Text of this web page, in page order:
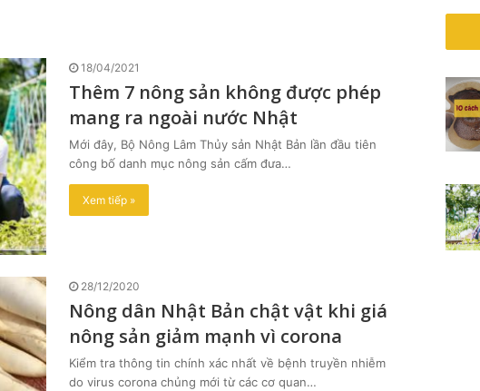
18/04/2021
Thêm 7 nông sản không được phép
mang ra ngoài nước Nhật
Mới đây, Bộ Nông Lâm Thủy sản Nhật Bản lần đầu tiên
công bố danh mục nông sản cấm đưa…
Xem tiếp »
28/12/2020
Nông dân Nhật Bản chật vật khi giá
nông sản giảm mạnh vì corona
Kiểm tra thông tin chính xác nhất về bệnh truyền nhiễm
do virus corona chủng mới từ các cơ quan…